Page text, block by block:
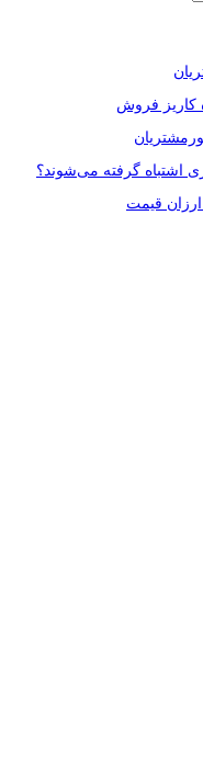
کاریز فروش
اشتباه گرفته می‌شوند؟